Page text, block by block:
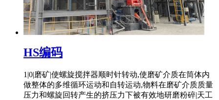
HS编码
1|0|磨矿|使螺旋搅拌器顺时针转动,使磨矿介质在筒体内
做整体的多维循环运动和自转运动,物料在磨矿介质质量
压力和螺旋回转产生的挤压力下被有效地研磨粉碎|天工